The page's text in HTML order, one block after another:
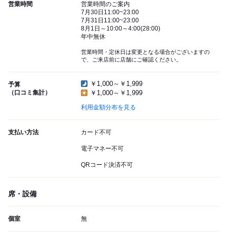
営業時間
営業時間のご案内
7月30日11:00~23:00
7月31日11:00~23:00
8月1日～10:00～4:00(28:00)
年中無休
営業時間・定休日は変更となる場合がございますの
で、ご来店前に店舗にご確認ください。
予算
（口コミ集計）
￥1,000～￥1,999
￥1,000～￥1,999
利用金額分布を見る
支払い方法 カード不可
電子マネー不可
QRコード決済不可
席・設備
個室 無